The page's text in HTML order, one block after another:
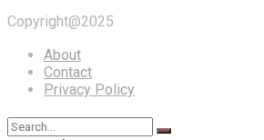
Copyright@2025
About
Contact
Privacy Policy